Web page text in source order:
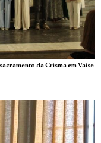
da Crisma em Vaise